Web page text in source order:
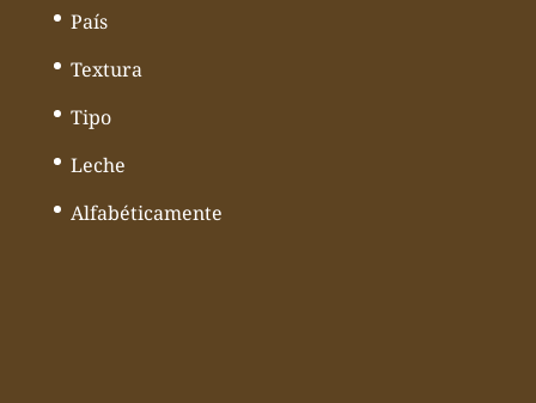
País
Textura
Tipo
Leche
Alfabéticamente